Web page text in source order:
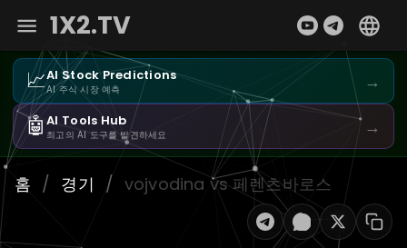
1X2.TV
📈AI Stock Predictions
AI 주식 시장 예측 →
🤖AI Tools Hub
최고의 AI 도구를 발견하세요 →
홈 / 경기 / vojvodina vs 페렌츠바로스